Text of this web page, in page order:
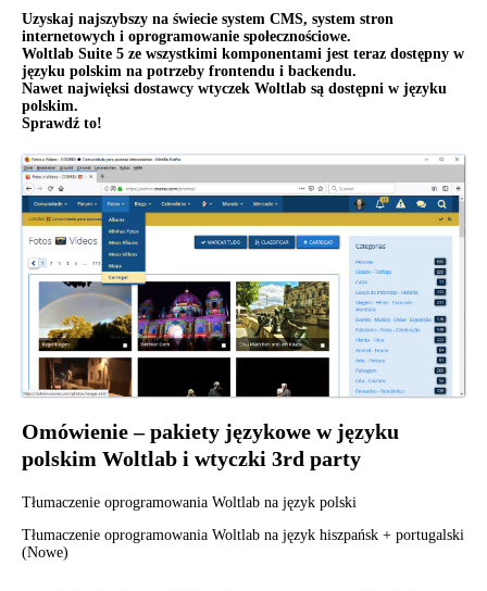
Uzyskaj najszybszy na świecie system CMS, system stron
internetowych i oprogramowanie społecznościowe.
Woltlab Suite 5 ze wszystkimi komponentami jest teraz dostępny w
języku polskim na potrzeby frontendu i backendu.
Nawet najwięksi dostawcy wtyczek Woltlab są dostępni w języku
polskim.
Sprawdź to!
Omówienie – pakiety językowe w języku
polskim Woltlab i wtyczki 3rd party
Tłumaczenie oprogramowania Woltlab na język polski
Tłumaczenie oprogramowania Woltlab na język hiszpańsk + portugalski
(Nowe)